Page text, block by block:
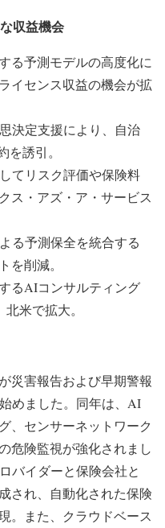
収益機会
る予測モデルの高度化に
イセンス収益の機会が拡
決定支援により、自治
誘引。
てリスク評価や保険料
ス・アズ・ア・サービス
る予測保全を統合する
を削減。
るAIコンサルティング
米で拡大。
災害報告および早期警報
めました。同年は、AI
、センサーネットワーク
危険監視が強化されまし
バイダーと保険会社と
され、自動化された保険
。また、クラウドベース